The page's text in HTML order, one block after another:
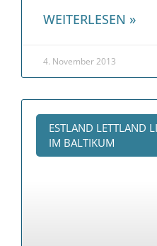
WEITERLESEN »
4. November 2013
ESTLAND LETTLAND
IM BALTIKUM